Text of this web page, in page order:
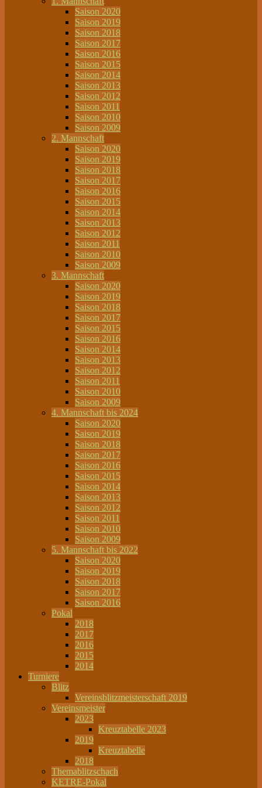
Saison 2020
Saison 2019
Saison 2018
Saison 2017
Saison 2016
Saison 2015
Saison 2014
Saison 2013
Saison 2012
Saison 2011
Saison 2010
Saison 2009
2. Mannschaft
Saison 2020
Saison 2019
Saison 2018
Saison 2017
Saison 2016
Saison 2015
Saison 2014
Saison 2013
Saison 2012
Saison 2011
Saison 2010
Saison 2009
3. Mannschaft
Saison 2020
Saison 2019
Saison 2018
Saison 2017
Saison 2015
Saison 2016
Saison 2014
Saison 2013
Saison 2012
Saison 2011
Saison 2010
Saison 2009
4. Mannschaft bis 2024
Saison 2020
Saison 2019
Saison 2018
Saison 2017
Saison 2016
Saison 2015
Saison 2014
Saison 2013
Saison 2012
Saison 2011
Saison 2010
Saison 2009
5. Mannschaft bis 2022
Saison 2020
Saison 2019
Saison 2018
Saison 2017
Saison 2016
Pokal
2018
2017
2016
2015
2014
Turniere
Blitz
Vereinsblitzmeisterschaft 2019
Vereinsmeister
2023
Kreuztabelle 2023
2019
Kreuztabelle
2018
Themablitzschach
KETRE-Pokal